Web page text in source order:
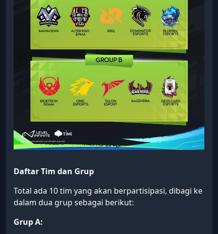
Daftar Tim dan Grup
Total ada 10 tim yang akan berpartisipasi, dibagi ke
dalam dua grup sebagai berikut:
Grup A: